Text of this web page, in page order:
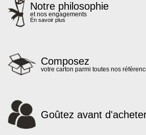
Notre philosophie
et nos engagements
En savoir plus
Composez
votre carton parmi toutes nos
Goûtez avant